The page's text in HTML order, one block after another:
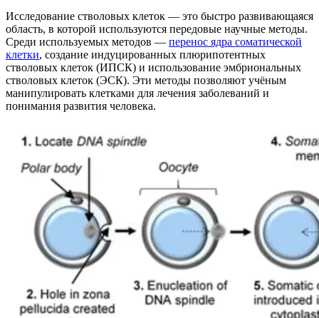
Исследование стволовых клеток — это быстро развивающаяся
область, в которой используются передовые научные методы.
Среди используемых методов — перенос ядра соматической
клетки, создание индуцированных плюрипотентных
стволовых клеток (ИПСК) и использование эмбриональных
стволовых клеток (ЭСК). Эти методы позволяют учёным
манипулировать клетками для лечения заболеваний и
понимания развития человека.